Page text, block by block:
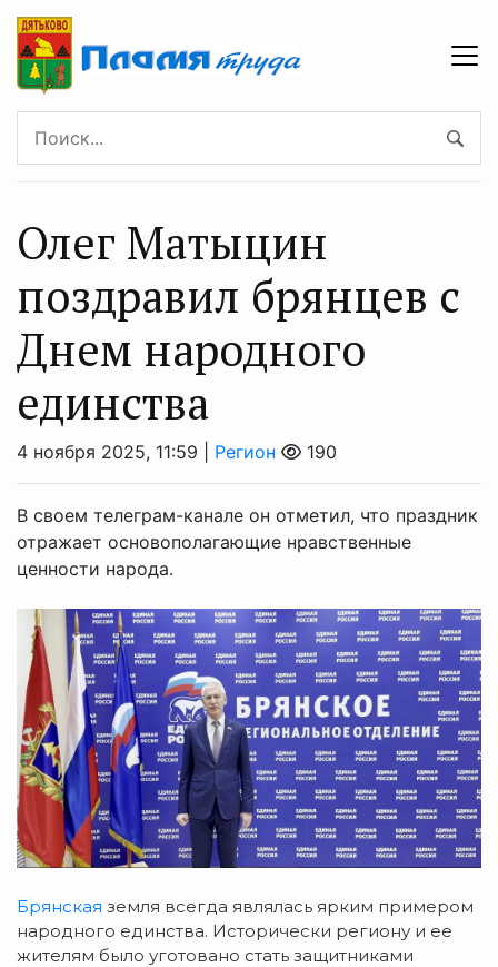
Олег Матыцин
поздравил брянцев с
Днем народного
единства
4 ноября 2025, 11:59 | Регион 190
В своем телеграм-канале он отметил, что праздник
отражает основополагающие нравственные
ценности народа.
Брянская земля всегда являлась ярким примером
народного единства. Исторически региону и ее
жителям было уготовано стать защитниками